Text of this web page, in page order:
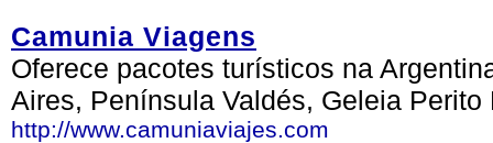
Camunia Viagens
Oferece pacotes turísticos na
Aires, Península Valdés, Geleia
http://www.camuniaviajes.com